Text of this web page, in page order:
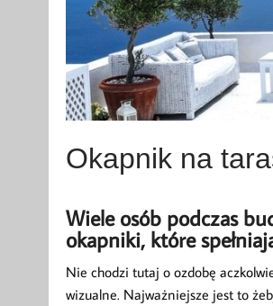
Okapnik na
Wiele osób podczas
okapniki, które
Nie chodzi tutaj o ozdobę
wizualne. Najważniejsze jest to